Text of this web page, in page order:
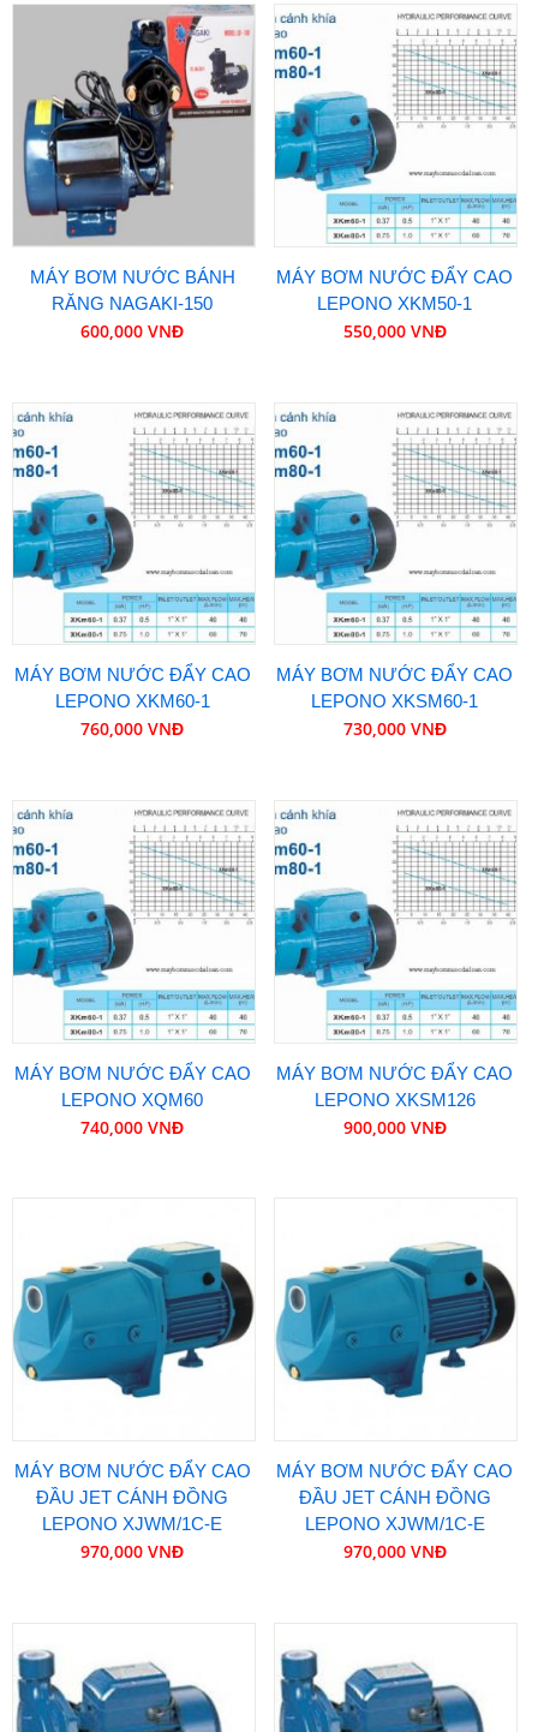
MÁY BƠM NƯỚC BÁNH
RĂNG NAGAKI-150
600,000 VNĐ
MÁY BƠM NƯỚC ĐẨY CAO
LEPONO XKM50-1
550,000 VNĐ
MÁY BƠM NƯỚC ĐẨY CAO
LEPONO XKM60-1
760,000 VNĐ
MÁY BƠM NƯỚC ĐẨY CAO
LEPONO XKSM60-1
730,000 VNĐ
MÁY BƠM NƯỚC ĐẨY CAO
LEPONO XQM60
740,000 VNĐ
MÁY BƠM NƯỚC ĐẨY CAO
LEPONO XKSM126
900,000 VNĐ
MÁY BƠM NƯỚC ĐẨY CAO
ĐẦU JET CÁNH ĐỒNG
LEPONO XJWM/1C-E
970,000 VNĐ
MÁY BƠM NƯỚC ĐẨY CAO
ĐẦU JET CÁNH ĐỒNG
LEPONO XJWM/1C-E
970,000 VNĐ